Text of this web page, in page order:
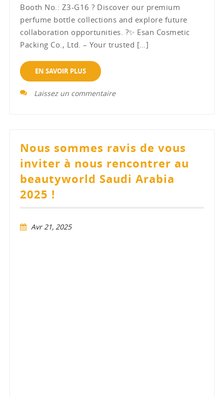
Booth No.: Z3-G16 ? Discover our premium
perfume bottle collections and explore future
collaboration opportunities. ?✨ Esan Cosmetic
Packing Co., Ltd. – Your trusted […]
EN SAVOIR PLUS
Laissez un commentaire
Nous sommes ravis de vous
inviter à nous rencontrer au
beautyworld Saudi Arabia
2025 !
Avr 21, 2025